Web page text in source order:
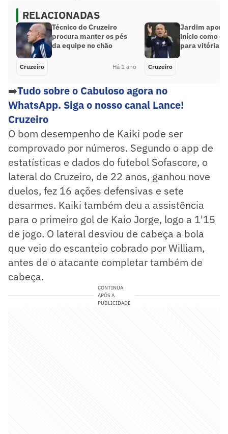
RELACIONADAS
Técnico do Cruzeiro
procura manter os pés
da equipe no chão
Cruzeiro Há 1 ano
Jardim
início como
para vitória
Cruzeiro
➡️Tudo sobre o Cabuloso agora no
WhatsApp. Siga o nosso canal Lance!
Cruzeiro
O bom desempenho de Kaiki pode ser
comprovado por números. Segundo o app de
estatísticas e dados do futebol Sofascore, o
lateral do Cruzeiro, de 22 anos, ganhou nove
duelos, fez 16 ações defensivas e sete
desarmes. Kaiki também deu a assistência
para o primeiro gol de Kaio Jorge, logo a 1'15
de jogo. O lateral desviou de cabeça a bola
que veio do escanteio cobrado por William,
antes de o atacante completar também de
cabeça.
CONTINUA
APÓS A
PUBLICIDADE